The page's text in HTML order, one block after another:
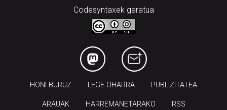
Codesyntaxek garatua
HONI BURUZ LEGE OHARRA PUBLIZITATEA
ARAUAK HARREMANETARAKO RSS